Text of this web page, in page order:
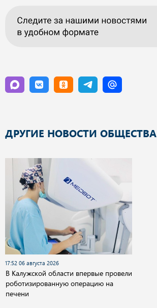
ДРУГИЕ НОВОСТИ ОБЩЕСТВА
17:52 06 августа 2026
В Калужской области впервые провели
роботизированную операцию на
печени